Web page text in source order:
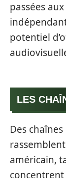
passées
potentiel
LES
Des
américain,